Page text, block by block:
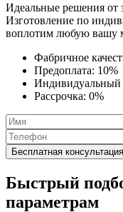
Идеальные решения от
Изготовление по
воплотим любую вашу
Фабричное
Предоплата: 10%
Индивидуальный
Рассрочка: 0%
Быстрый
параметрам